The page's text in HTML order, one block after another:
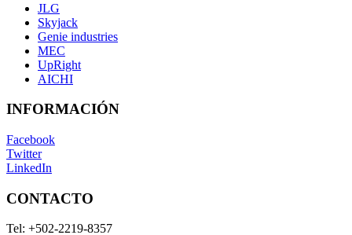
JLG
Skyjack
Genie industries
MEC
UpRight
AICHI
INFORMACIÓN
Facebook
Twitter
LinkedIn
CONTACTO
Tel: +502-2219-8357